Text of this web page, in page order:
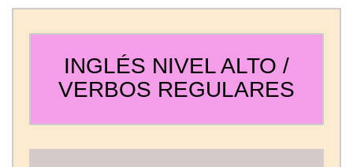
INGLÉS NIVEL ALTO /
VERBOS REGULARES